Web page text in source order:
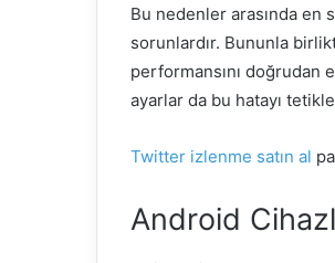
Bu nedenler arasında en
sorunlardır. Bununla
performansını doğrudan
ayarlar da bu hatayı
Twitter izlenme satın al
Android